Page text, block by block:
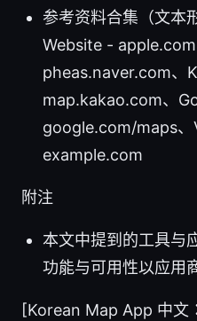
参考资料合集（文本
Website -
pheas.naver.com、
map.kakao.com、
google.com/maps、
example.com
附注
本文中提到的工具与
功能与可用性以应用
[Korean Map App 中文